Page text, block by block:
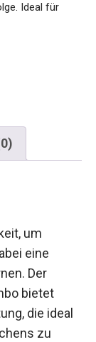
Ideal für
um
eine
Der
bietet
die ideal
zu